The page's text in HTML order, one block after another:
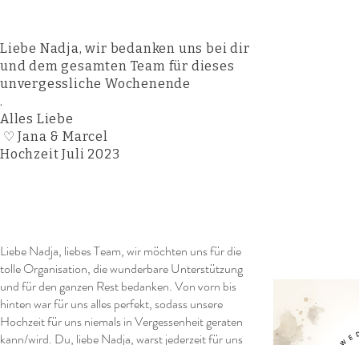
Liebe Nadja, wir bedanken uns bei dir
und dem gesamten Team für dieses
unvergessliche Wochenende
.
Alles Liebe
Jana & Marcel ♡
Hochzeit Juli 2023
Liebe Nadja, liebes Team, wir möchten uns für die
tolle Organisation, die wunderbare Unterstützung
und für den ganzen Rest bedanken. Von vorn bis
hinten war für uns alles perfekt, sodass unsere
Hochzeit für uns niemals in Vergessenheit geraten
kann/wird. Du, liebe Nadja, warst jederzeit für uns